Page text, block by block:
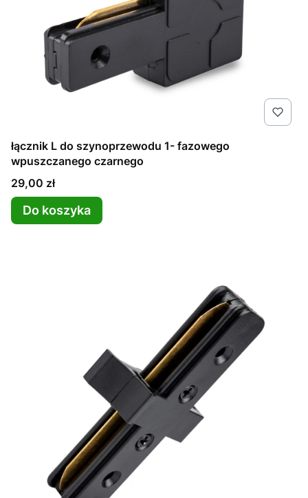
łącznik L do szynoprzewodu 1- fazowego
wpuszczanego czarnego
Cena
29,00 zł
Do koszyka